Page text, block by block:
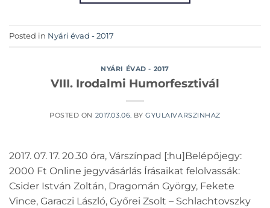
Posted in Nyári évad - 2017
NYÁRI ÉVAD - 2017
VIII. Irodalmi Humorfesztivál
POSTED ON 2017.03.06. BYGYULAIVARSZINHAZ
2017. 07. 17. 20.30 óra, Várszínpad [:hu]Belépőjegy:
2000 Ft Online jegyvásárlás Írásaikat felolvassák:
Csider István Zoltán, Dragomán György, Fekete
Vince, Garaczi László, Győrei Zsolt – Schlachtovszky